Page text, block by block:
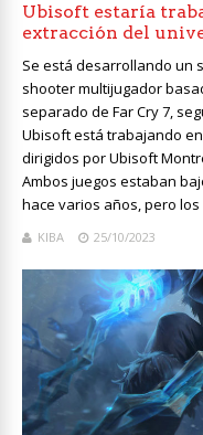
Ubisoft estaría
extracción del
Se está desarrollando un
shooter multijugador
separado de Far Cry 7,
Ubisoft está trabajando
dirigidos por Ubisoft
Ambos juegos estaban
hace varios años, pero los
KIBA 25/10/2023